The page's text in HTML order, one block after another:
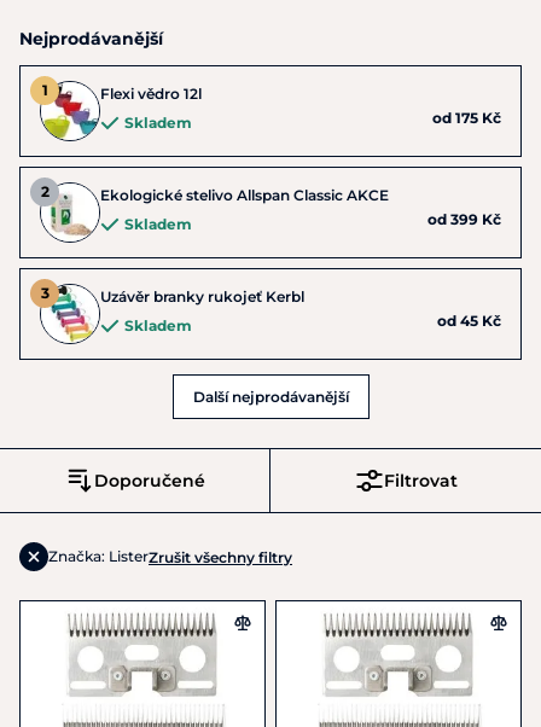
Nejprodávanější
Flexi vědro 12l
Skladem
od 175 Kč
Ekologické stelivo Allspan Classic AKCE
Skladem
od 399 Kč
Uzávěr branky rukojeť Kerbl
Skladem
od 45 Kč
Další nejprodávanější
Filtrovat
Doporučené
Značka: ListerZrušit všechny filtry